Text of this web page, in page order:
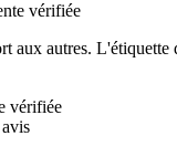
vérifiée
aux autres. L'étiquette
vérifiée